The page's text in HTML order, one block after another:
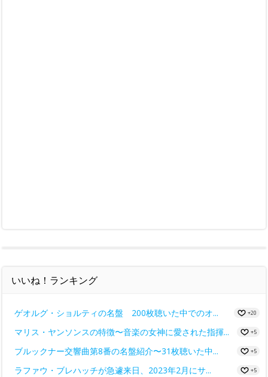
いいね！ランキング
ゲオルグ・ショルティの名盤 200枚聴いた中でのオ... +20
マリス・ヤンソンスの特徴〜音楽の女神に愛された指揮... +5
ブルックナー交響曲第8番の名盤紹介〜31枚聴いた中... +5
ラファウ・ブレハッチが急遽来日、2023年2月にサ... +5